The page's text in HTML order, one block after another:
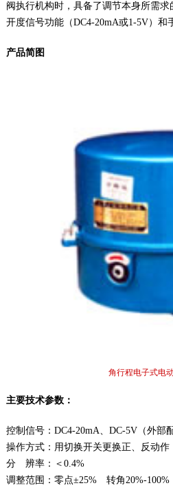
阀执行机构时，具备了调节本身所需
开度信号功能（DC4-20mA或1-5V）和
产品简图
角行程电子式电
主要技术参数：
控制信号：DC4-20mA、DC-5V（外部
操作方式：用切换开关更换正、反动作
分 辨率：＜0.4%
调整范围：零点±25% 转角20%-100%